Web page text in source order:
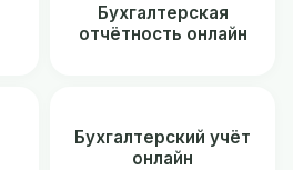
Бухгалтерская
отчётность онлайн
Бухгалтерский учёт
онлайн